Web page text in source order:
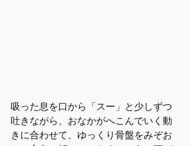
吸った息を口から「スー」と少しずつ
吐きながら、おなかがへこんでいく動
きに合わせて、ゆっくり骨盤をみぞお